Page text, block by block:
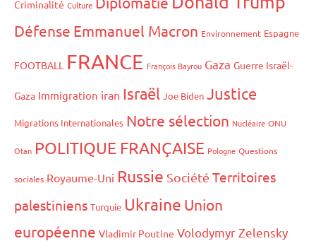
Criminalité Culture
Défense Emmanuel Macron Environnement Espagne
FOOTBALL FRANCE François Bayrou Gaza Guerre Israël-
Gaza Immigration iran Israël Joe Biden Justice
Migrations Internationales Notre sélection Nucléaire ONU
Otan POLITIQUE FRANÇAISE Pologne Questions
sociales Royaume-Uni Russie Société Territoires
palestiniens Turquie Ukraine Union
européenne Vladimir Poutine Volodymyr Zelensky